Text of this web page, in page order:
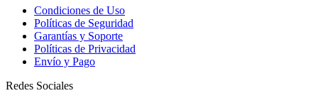
Condiciones de Uso
Políticas de Seguridad
Garantías y Soporte
Políticas de Privacidad
Envío y Pago
Redes Sociales